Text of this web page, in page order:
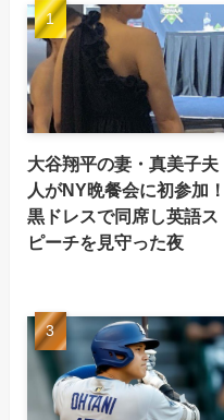
大谷翔平の妻・真美子夫
人がNY晩餐会に初参加！
黒ドレスで同席し英語ス
ピーチを見守った夜